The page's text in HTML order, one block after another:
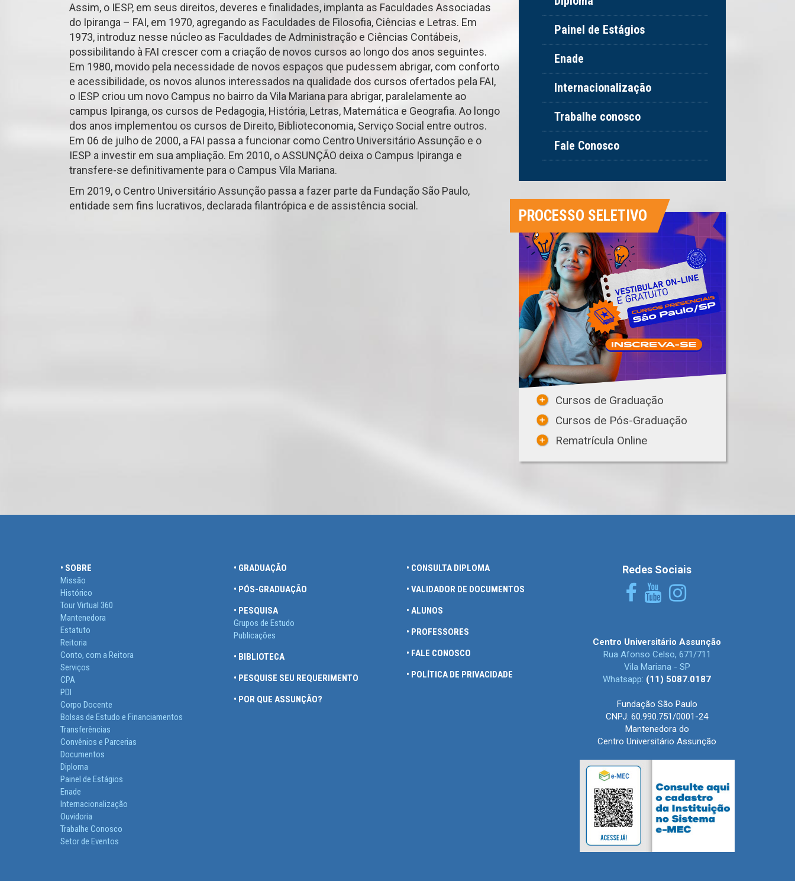
Assim, o IESP, em seus direitos, deveres e finalidades, implanta as Faculdades Associadas
do Ipiranga – FAI, em 1970, agregando as Faculdades de Filosofia, Ciências e Letras. Em
1973, introduz nesse núcleo as Faculdades de Administração e Ciências Contábeis,
possibilitando à FAI crescer com a criação de novos cursos ao longo dos anos seguintes.
Em 1980, movido pela necessidade de novos espaços que pudessem abrigar, com conforto
e acessibilidade, os novos alunos interessados na qualidade dos cursos ofertados pela FAI,
o IESP criou um novo Campus no bairro da Vila Mariana para abrigar, paralelamente ao
campus Ipiranga, os cursos de Pedagogia, História, Letras, Matemática e Geografia. Ao longo
dos anos implementou os cursos de Direito, Biblioteconomia, Serviço Social entre outros.
Em 06 de julho de 2000, a FAI passa a funcionar como Centro Universitário Assunção e o
IESP a investir em sua ampliação. Em 2010, o ASSUNÇÃO deixa o Campus Ipiranga e
transfere-se definitivamente para o Campus Vila Mariana.
Em 2019, o Centro Universitário Assunção passa a fazer parte da Fundação São Paulo,
entidade sem fins lucrativos, declarada filantrópica e de assistência social.
Painel de Estágios
Enade
Internacionalização
Trabalhe conosco
Fale Conosco
PROCESSO SELETIVO
Cursos de Graduação
Cursos de Pós-Graduação
Rematrícula Online
• SOBRE
Missão
Histórico
Tour Virtual 360
Mantenedora
Estatuto
Reitoria
Conto, com a Reitora
Serviços
CPA
PDI
Corpo Docente
Bolsas de Estudo e Financiamentos
Transferências
Convênios e Parcerias
Documentos
Diploma
Painel de Estágios
Enade
Internacionalização
Ouvidoria
Trabalhe Conosco
Setor de Eventos
• GRADUAÇÃO
• PÓS-GRADUAÇÃO
• PESQUISA
Grupos de Estudo
Publicações
• BIBLIOTECA
• PESQUISE SEU REQUERIMENTO
• POR QUE ASSUNÇÃO?
• CONSULTA DIPLOMA
• VALIDADOR DE DOCUMENTOS
• ALUNOS
• PROFESSORES
• FALE CONOSCO
• POLÍTICA DE PRIVACIDADE
Redes Sociais
Centro Universitário Assunção
Rua Afonso Celso, 671/711
Vila Mariana - SP
Whatsapp: (11) 5087.0187
Fundação São Paulo
CNPJ: 60.990.751/0001-24
Mantenedora do
Centro Universitário Assunção